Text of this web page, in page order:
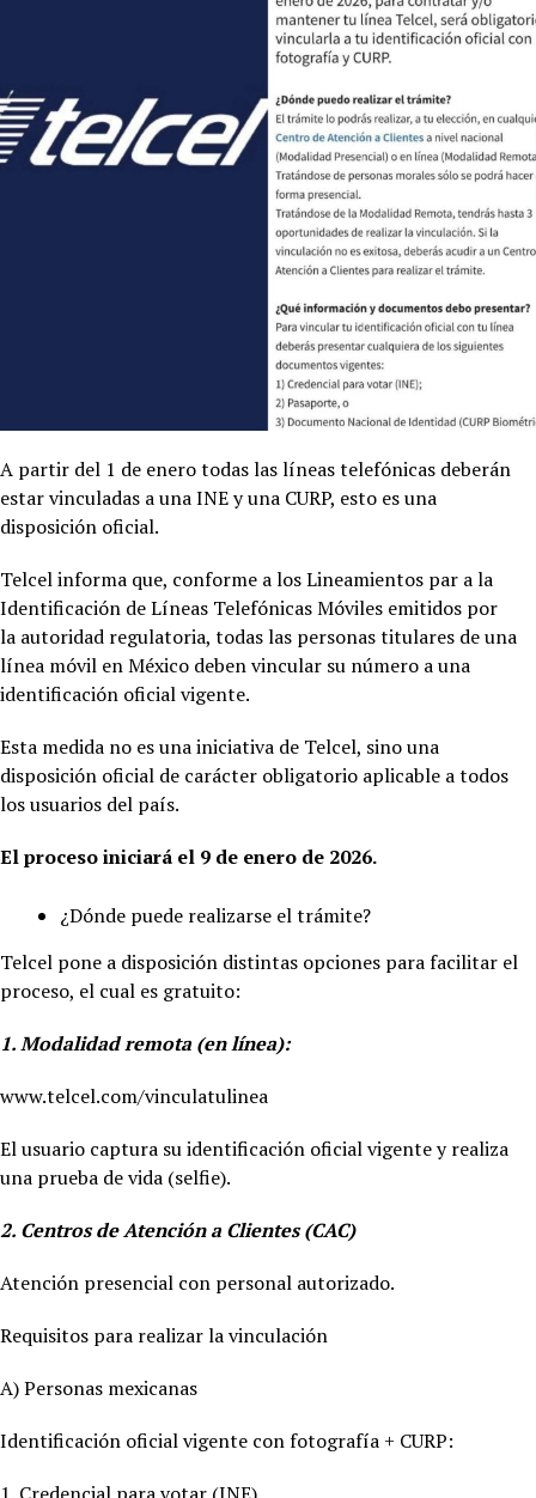
A partir del 1 de enero todas las líneas telefónicas deberán
estar vinculadas a una INE y una CURP, esto es una
disposición oficial.
Telcel informa que, conforme a los Lineamientos par a la
Identificación de Líneas Telefónicas Móviles emitidos por
la autoridad regulatoria, todas las personas titulares de una
línea móvil en México deben vincular su número a una
identificación oficial vigente.
Esta medida no es una iniciativa de Telcel, sino una
disposición oficial de carácter obligatorio aplicable a todos
los usuarios del país.
El proceso iniciará el 9 de enero de 2026.
¿Dónde puede realizarse el trámite?
Telcel pone a disposición distintas opciones para facilitar el
proceso, el cual es gratuito:
1. Modalidad remota (en línea):
www.telcel.com/vinculatulinea
El usuario captura su identificación oficial vigente y realiza
una prueba de vida (selfie).
2. Centros de Atención a Clientes (CAC)
Atención presencial con personal autorizado.
Requisitos para realizar la vinculación
A) Personas mexicanas
Identificación oficial vigente con fotografía + CURP: